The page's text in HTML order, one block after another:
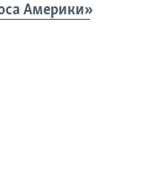
Америки»